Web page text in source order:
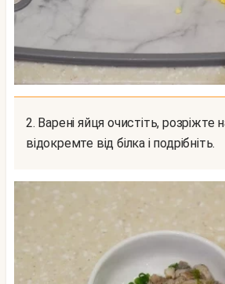
2. Варені яйця очистіть, розріжте навпіл. Жовток
відокремте від білка і подрібніть.